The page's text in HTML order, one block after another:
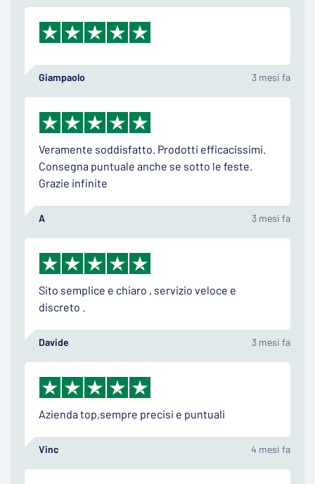
Giampaolo 3 mesi fa
Veramente soddisfatto. Prodotti efficacissimi.
Consegna puntuale anche se sotto le feste.
Grazie infinite
A 3 mesi fa
Sito semplice e chiaro , servizio veloce e
discreto .
Davide 3 mesi fa
Azienda top,sempre precisi e puntuali
Vinc 4 mesi fa